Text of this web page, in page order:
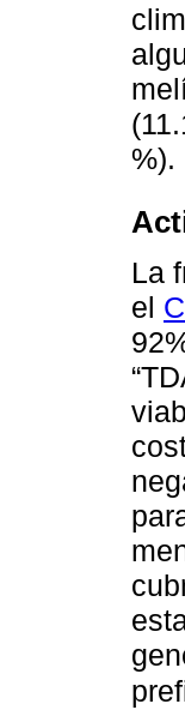
%).
La
el